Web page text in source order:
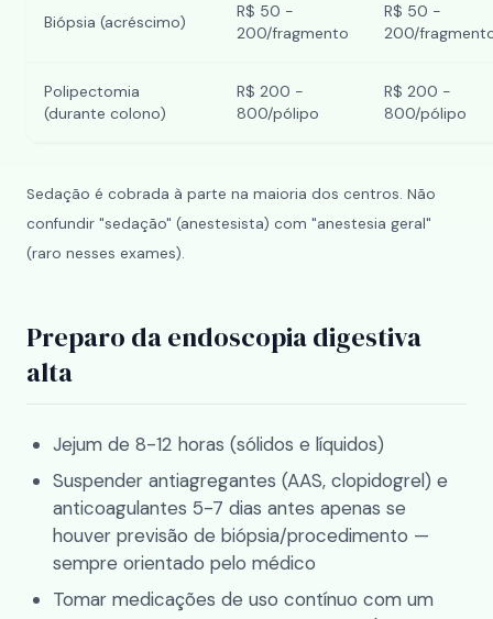
Biópsia (acréscimo)
R$ 50 -
200/fragmento
R$ 50 -
200/
Polipectomia
(durante colono)
R$ 200 -
800/pólipo
R$ 200 -
800/pólipo
Sedação é cobrada à parte na maioria dos centros. Não
confundir "sedação" (anestesista) com "anestesia geral"
(raro nesses exames).
Preparo da endoscopia digestiva
alta
Jejum de 8-12 horas (sólidos e líquidos)
Suspender antiagregantes (AAS, clopidogrel) e
anticoagulantes 5-7 dias antes apenas se
houver previsão de biópsia/procedimento —
sempre orientado pelo médico
Tomar medicações de uso contínuo com um